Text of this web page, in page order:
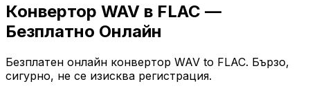
Конвертор WAV в FLAC —
Безплатно Онлайн
Безплатен онлайн конвертор WAV to FLAC. Бързо,
сигурно, не се изисква регистрация.